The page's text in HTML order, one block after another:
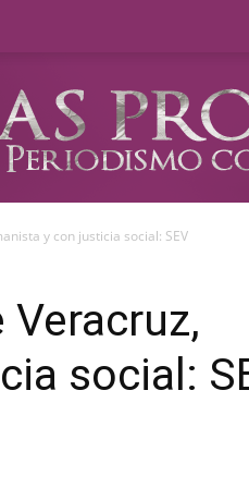
y con justicia social: SEV
social: